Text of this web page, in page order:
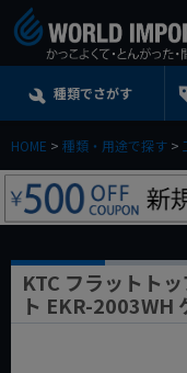
種類でさがす
HOME 種類・用途で探す
KTC フラットト
ト EKR-2003WH